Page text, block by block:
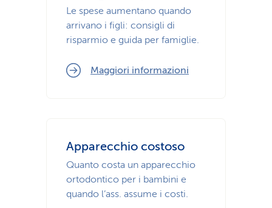
Le spese aumentano quando
arrivano i figli: consigli di
risparmio e guida per famiglie.
Maggiori informazioni
Apparecchio costoso
Quanto costa un apparecchio
ortodontico per i bambini e
quando l’ass. assume i costi.